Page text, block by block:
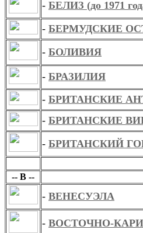
- БЕЛИЗ (до 1971
- БЕРМУДСКИЕ
- БОЛИВИЯ
- БРАЗИЛИЯ
- БРИТАНСКИЕ
- БРИТАНСКИЕ
- БРИТАНСКИЙ
-- В --
- ВЕНЕСУЭЛА
- ВОСТОЧНО-